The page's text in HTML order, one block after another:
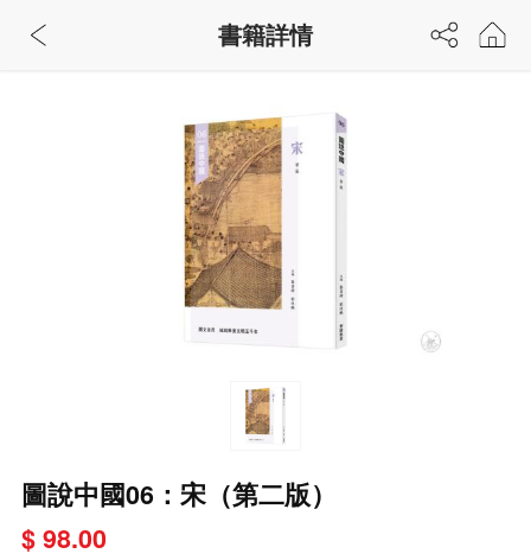
圖說中國06：宋（第二版）
$ 98.00
書籍詳情